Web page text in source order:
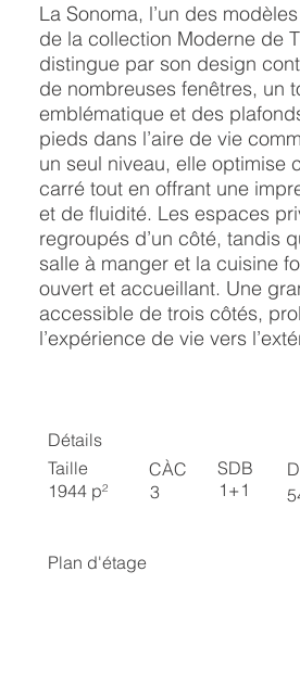
La Sonoma, l’un des
de la collection Moderne de
distingue par son design
de nombreuses fenêtres, un
emblématique et des
pieds dans l’aire de vie
un seul niveau, elle optimise
carré tout en offrant une
et de fluidité. Les espaces
regroupés d’un côté, tandis
salle à manger et la cuisine
ouvert et accueillant. Une
accessible de trois côtés,
l’expérience de vie vers
Détails
1944 p²
Taille
3
CÀC
1+1
SDB
Plan d'étage